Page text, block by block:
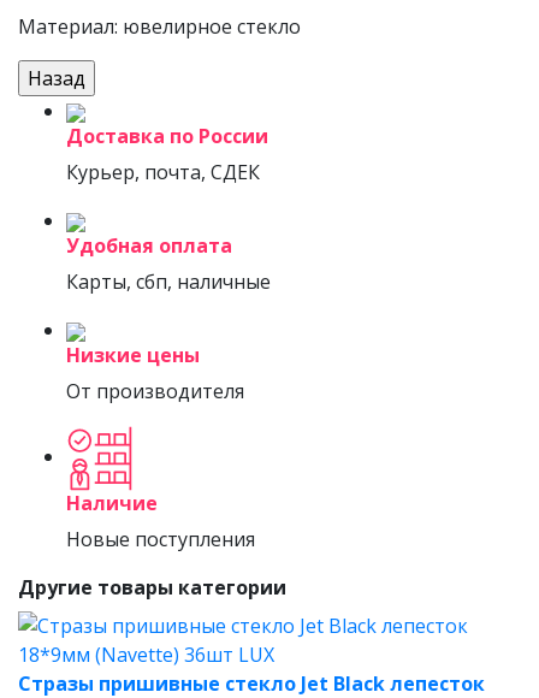
Материал: ювелирное стекло
Доставка по России
Курьер, почта, СДЕК
Удобная оплата
Карты, сбп, наличные
Низкие цены
От производителя
Наличие
Новые поступления
Другие товары категории
Стразы пришивные стекло Jet Black лепесток